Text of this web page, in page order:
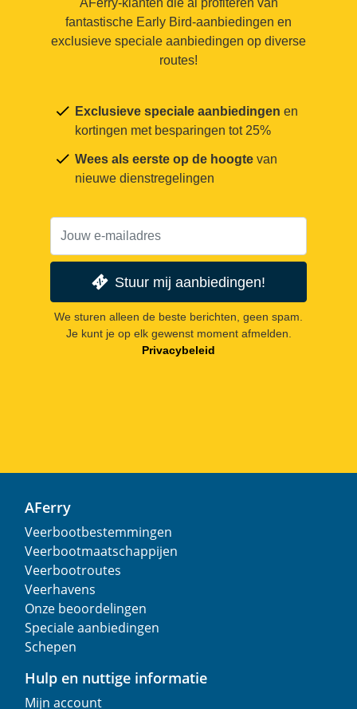
fantastische Early Bird-aanbiedingen en
exclusieve speciale aanbiedingen op diverse
routes!
Exclusieve speciale aanbiedingen en
kortingen met besparingen tot 25%
Wees als eerste op de hoogte van
nieuwe dienstregelingen
Stuur mij aanbiedingen!
We sturen alleen de beste berichten, geen spam.
Je kunt je op elk gewenst moment afmelden.
Privacybeleid
AFerry
Veerbootbestemmingen
Veerbootmaatschappijen
Veerbootroutes
Veerhavens
Onze beoordelingen
Speciale aanbiedingen
Schepen
Hulp en nuttige informatie
Mijn account